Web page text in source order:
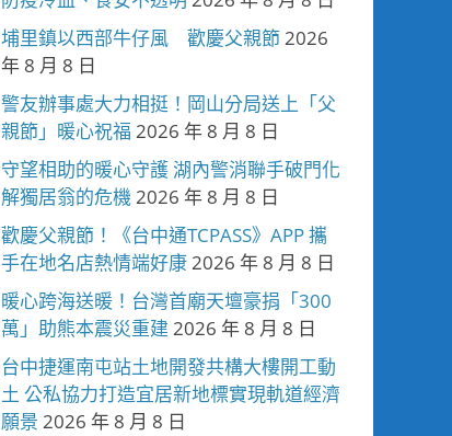
埔里鎮以西部牛仔風 歡慶父親節2026
年 8 月 8 日
警友辦事處大力相挺！岡山分局送上「父
親節」暖心祝福 2026 年 8 月 8 日
守望相助的暖心守護 湖內警消聯手破門化
解獨居翁的危機2026 年 8 月 8 日
歡慶父親節！《台中通TCPASS》APP 攜
手在地名店熱情端好康2026 年 8 月 8 日
暖心跨海送暖！台灣首廟天壇豪捐「300
萬」助熊本震災重建 2026 年 8 月 8 日
台中捷運南屯站土地開發共構大樓開工動
土 公私協力打造宜居新地標實現軌道經濟
願景 2026 年 8 月 8 日